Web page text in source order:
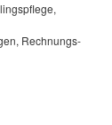
Rechnungs-